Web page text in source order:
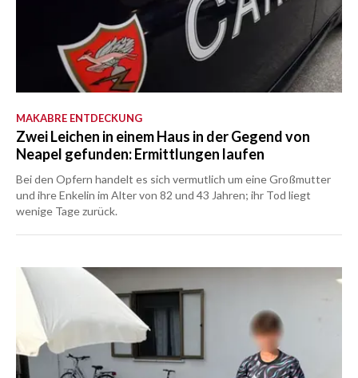
MAKABRE ENTDECKUNG
Zwei Leichen in einem Haus in der Gegend von
Neapel gefunden: Ermittlungen laufen
Bei den Opfern handelt es sich vermutlich um eine Großmutter
und ihre Enkelin im Alter von 82 und 43 Jahren; ihr Tod liegt
wenige Tage zurück.